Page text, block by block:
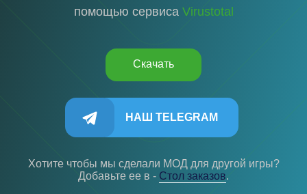
помощью сервиса Virustotal
Скачать
НАШ TELEGRAM
Хотите чтобы мы сделали МОД для другой игры?
Добавьте ее в - Cтол заказов.